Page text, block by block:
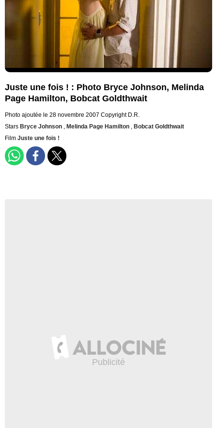
Juste une fois ! : Photo Bryce Johnson, Melinda
Page Hamilton, Bobcat Goldthwait
Photo ajoutée le 28 novembre 2007 Copyright D.R.
Stars Bryce Johnson , Melinda Page Hamilton , Bobcat Goldthwait
Film Juste une fois !